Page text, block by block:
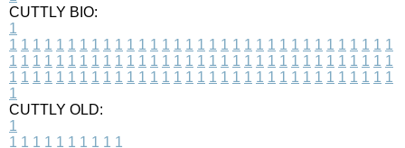
CUTTLY BIO:
1
1 1 1 1 1 1 1 1 1 1 1 1 1 1 1 1 1 1 1 1 1 1 1 1 1 1 1 1 1 1 1 1 1
1 1 1 1 1 1 1 1 1 1 1 1 1 1 1 1 1 1 1 1 1 1 1 1 1 1 1 1 1 1 1 1 1
1 1 1 1 1 1 1 1 1 1 1 1 1 1 1 1 1 1 1 1 1 1 1 1 1 1 1 1 1 1 1 1 1
1
CUTTLY OLD:
1
1 1 1 1 1 1 1 1 1 1